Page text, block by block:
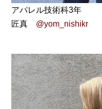
アパレル技術科3年
匠真 @yom_nishikr